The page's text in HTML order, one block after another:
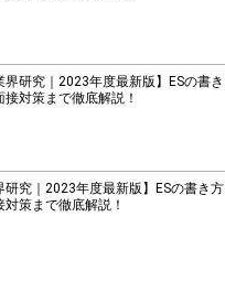
界研究｜2023年度最新版】ESの書き
接対策まで徹底解説！
研究｜2023年度最新版】ESの書き方
対策まで徹底解説！